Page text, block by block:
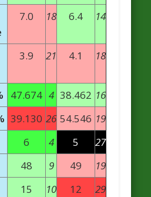
7.0 18 6.4 14
3.9 21 4.1 18
47.674 4 38.462 16
39.130 26 54.546 19
6 4 5
27
48 9 49
19
15 10 12
29